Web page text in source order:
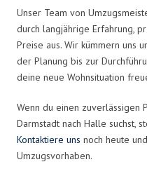
Unser Team von
durch langjährige Erfahrung,
Preise aus. Wir kümmern uns
der Planung bis zur
deine neue Wohnsituation
Wenn du einen zuverlässigen
Darmstadt nach Halle suchst,
Kontaktiere uns noch heute
Umzugsvorhaben.